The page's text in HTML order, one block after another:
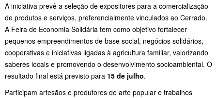
A iniciativa prevê a seleção de expositores para a comercialização
de produtos e serviços, preferencialmente vinculados ao Cerrado.
A Feira de Economia Solidária tem como objetivo fortalecer
pequenos empreendimentos de base social, negócios solidários,
cooperativas e iniciativas ligadas à agricultura familiar, valorizando
saberes locais e promovendo o desenvolvimento socioambiental. O
resultado final está previsto para 15 de julho.
Participam artesãos e produtores de arte popular e trabalhos